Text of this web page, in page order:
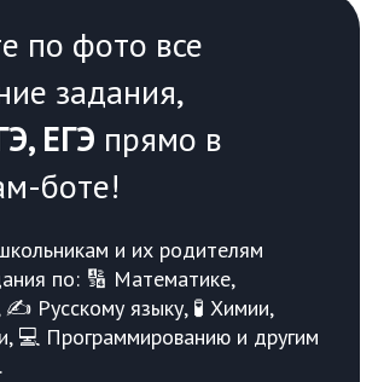
по фото все
задания,
ЕГЭ прямо в
боте!
и их родителям
по: 🔢 Математике,
Русскому языку, 🧪 Химии,
💻 Программированию и другим